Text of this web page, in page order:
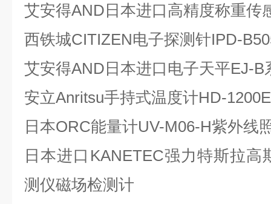
艾安得AND日本进口高精度称重传
西铁城CITIZEN电子探测针IPD-
艾安得AND日本进口电子天平EJ-B
安立Anritsu手持式温度计HD-1200E
日本ORC能量计UV-M06-H紫外线
日本进口KANETEC强力特斯拉高
测仪磁场检测计